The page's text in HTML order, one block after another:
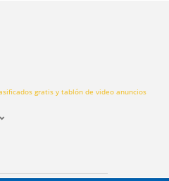
gratis y tablón de video anuncios